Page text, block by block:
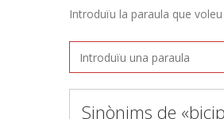
Introduïu la paraula que
Sinònims de